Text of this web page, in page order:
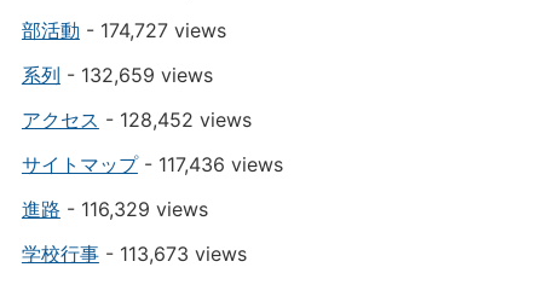
部活動 - 174,727 views
系列 - 132,659 views
アクセス - 128,452 views
サイトマップ- 117,436 views
進路 - 116,329 views
学校行事- 113,673 views